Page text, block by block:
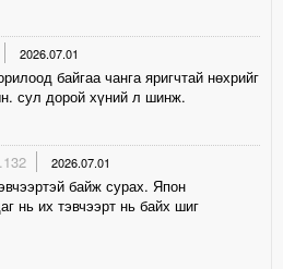
2026.07.01
байгаа чанга яригчтай нөхрийг
сул дорой хүний л шинж.
2026.07.01
байж сурах. Япон
нь их тэвчээрт нь байх шиг